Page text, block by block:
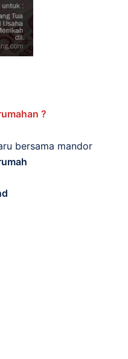
?
bersama mandor